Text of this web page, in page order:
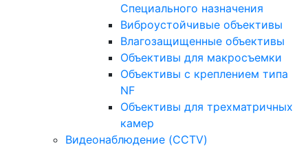
Специального назначения
Виброустойчивые объективы
Влагозащищенные объективы
Объективы для макросъемки
Объективы с креплением типа
NF
Объективы для трехматричных
камер
Видеонаблюдение (CCTV)